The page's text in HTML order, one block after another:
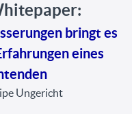
bringt es
eines
Ungericht